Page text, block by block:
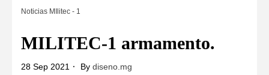
Noticias MIlitec - 1
MILITEC-1 armamento.
28 Sep 2021 By diseno.mg